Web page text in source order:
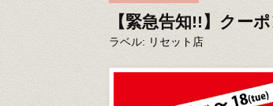
【緊急告知!!】クー
ラベル: リセット店